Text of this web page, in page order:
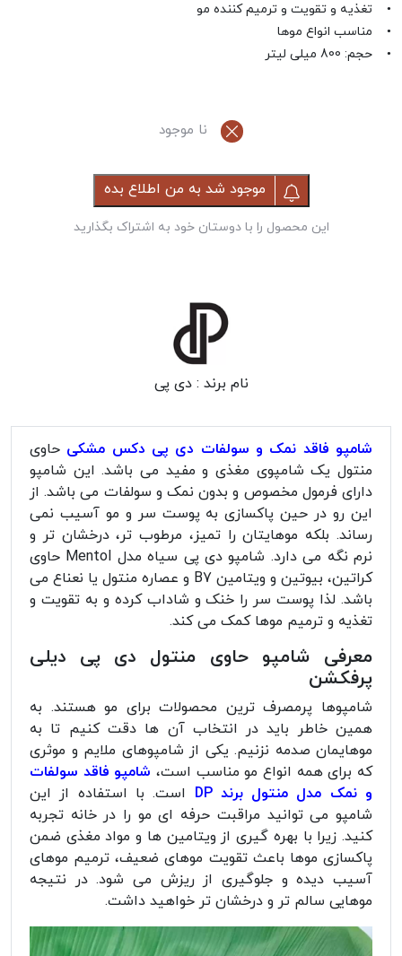
• تغذیه و تقویت و ترمیم کننده مو
• مناسب انواع موها
• حجم: 800 میلی لیتر
نا موجود
موجود شد به من اطلاع بده
این محصول را با دوستان خود به اشتراک بگذارید
نام برند :دی پی
شامپو فاقد نمک و سولفات دی پی دکس مشکی حاوی
منتول یک شامپوی مغذی و مفید می باشد. این شامپو
دارای فرمول مخصوص و بدون نمک و سولفات می باشد. از
این رو در حین پاکسازی به پوست سر و مو آسیب نمی
رساند. بلکه موهایتان را تمیز، مرطوب تر، درخشان تر و
نرم نگه می دارد. شامپو دی پی سیاه مدل Mentol حاوی
کراتین، بیوتین و ویتامین B7 و عصاره منتول یا نعناع می
باشد. لذا پوست سر را خنک و شاداب کرده و به تقویت و
تغذیه و ترمیم موها کمک می کند.
معرفی شامپو حاوی منتول دی پی دیلی
پرفکشن
شامپوها پرمصرف ترین محصولات برای مو هستند. به
همین خاطر باید در انتخاب آن ها دقت کنیم تا به
موهایمان صدمه نزنیم. یکی از شامپوهای ملایم و موثری
که برای همه انواع مو مناسب است، شامپو فاقد سولفات
و نمک مدل منتول برند DP
است. با استفاده از این
شامپو می توانید مراقبت حرفه ای مو را در خانه تجربه
کنید. زیرا با بهره گیری از ویتامین ها و مواد مغذی ضمن
پاکسازی موها باعث تقویت موهای ضعیف، ترمیم موهای
آسیب دیده و جلوگیری از ریزش می شود. در نتیجه
موهایی سالم تر و درخشان تر خواهید داشت.